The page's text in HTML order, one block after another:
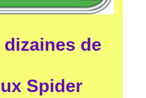
dizaines de
Spider